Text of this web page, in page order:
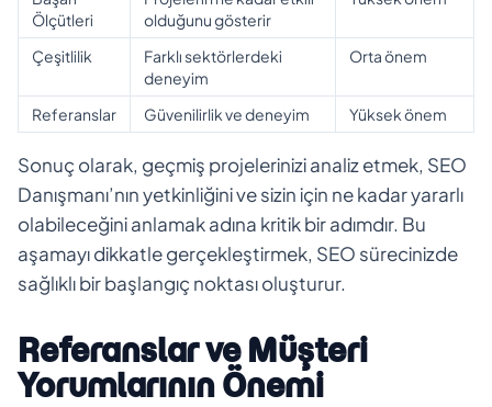
Ölçütleri
olduğunu gösterir
Çeşitlilik
Farklı sektörlerdeki
deneyim
Orta önem
Referanslar Güvenilirlik ve deneyim Yüksek önem
Sonuç olarak, geçmiş projelerinizi analiz etmek, SEO
Danışmanı’nın yetkinliğini ve sizin için ne kadar yararlı
olabileceğini anlamak adına kritik bir adımdır. Bu
aşamayı dikkatle gerçekleştirmek, SEO sürecinizde
sağlıklı bir başlangıç noktası oluşturur.
Referanslar ve Müşteri
Yorumlarının Önemi